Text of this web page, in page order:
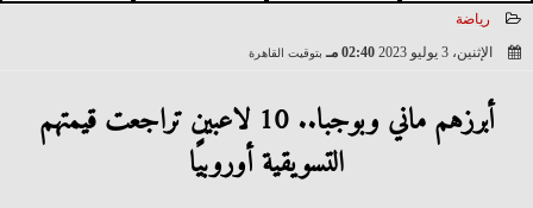
رياضة
الإثنين، 3 يوليو 2023
02:40 مـ بتوقيت القاهرة
أبرزهم ماني وبوجبا.. 10 لاعبين تراجعت قيمتهم
التسويقية أوروبيًا